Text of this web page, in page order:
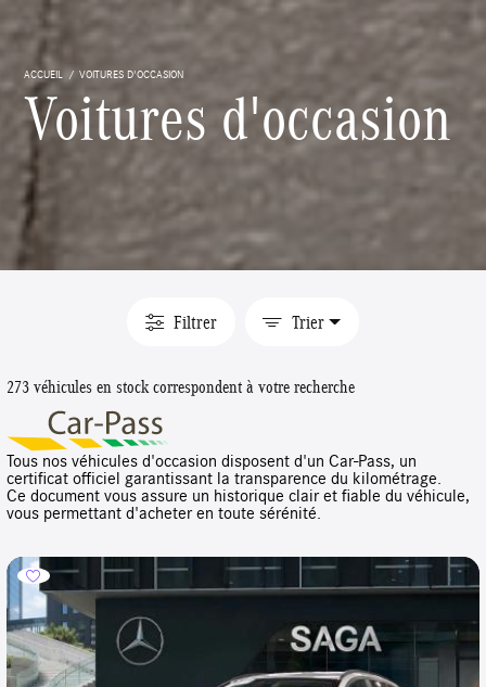
ACCUEIL VOITURES D'OCCASION
Voitures d'occasion
Filtrer Trier
273 véhicules en stock correspondent à votre recherche
Tous nos véhicules d'occasion disposent d'un Car-Pass, un
certificat officiel garantissant la transparence du kilométrage.
Ce document vous assure un historique clair et fiable du véhicule,
vous permettant d'acheter en toute sérénité.